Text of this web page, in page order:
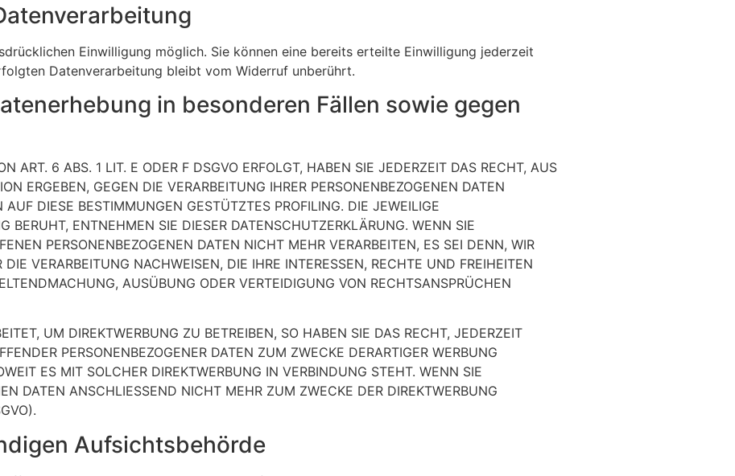
Einwilligung möglich. Sie können eine bereits erteilte Einwilligung jederzeit
Datenverarbeitung bleibt vom Widerruf unberührt.
in besonderen Fällen sowie gegen
ART. 6 ABS. 1 LIT. E ODER F DSGVO ERFOLGT, HABEN SIE JEDERZEIT DAS RECHT, AUS
ERGEBEN, GEGEN DIE VERARBEITUNG IHRER PERSONENBEZOGENEN DATEN
DIESE BESTIMMUNGEN GESTÜTZTES PROFILING. DIE JEWEILIGE
BERUHT, ENTNEHMEN SIE DIESER DATENSCHUTZERKLÄRUNG. WENN SIE
PERSONENBEZOGENEN DATEN NICHT MEHR VERARBEITEN, ES SEI DENN, WIR
VERARBEITUNG NACHWEISEN, DIE IHRE INTERESSEN, RECHTE UND FREIHEITEN
AUSÜBUNG ODER VERTEIDIGUNG VON RECHTSANSPRÜCHEN
UM DIREKTWERBUNG ZU BETREIBEN, SO HABEN SIE DAS RECHT, JEDERZEIT
PERSONENBEZOGENER DATEN ZUM ZWECKE DERARTIGER WERBUNG
ES MIT SOLCHER DIREKTWERBUNG IN VERBINDUNG STEHT. WENN SIE
DATEN ANSCHLIESSEND NICHT MEHR ZUM ZWECKE DER DIREKTWERBUNG
Aufsichts­behörde